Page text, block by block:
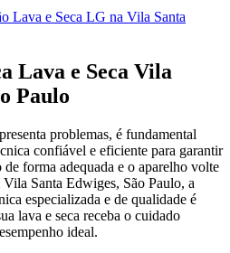
Lava e Seca LG na Vila Santa
Lava e Seca Vila
Paulo
problemas, é fundamental
confiável e eficiente para garantir
forma adequada e o aparelho volte
Vila Santa Edwiges, São Paulo, a
especializada e de qualidade é
lava e seca receba o cuidado
ideal.